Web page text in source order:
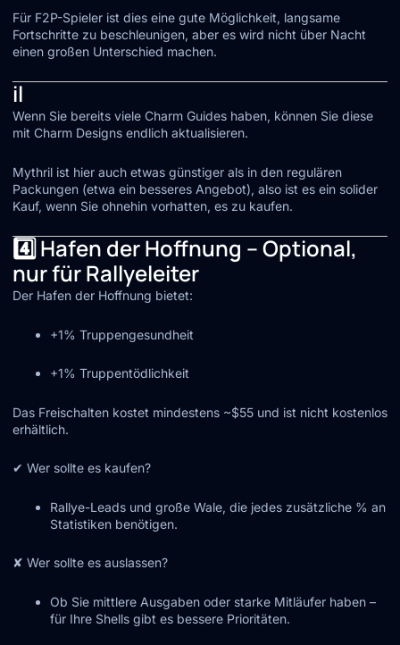
Für F2P-Spieler ist dies eine gute Möglichkeit, langsame
Fortschritte zu beschleunigen, aber es wird nicht über Nacht
einen großen Unterschied machen.
il
Wenn Sie bereits viele Charm Guides haben, können Sie diese
mit Charm Designs endlich aktualisieren.
Mythril ist hier auch etwas günstiger als in den regulären
Packungen (etwa ein besseres Angebot), also ist es ein solider
Kauf, wenn Sie ohnehin vorhatten, es zu kaufen.
4️⃣ Hafen der Hoffnung – Optional,
nur für Rallyeleiter
Der Hafen der Hoffnung bietet:
+1% Truppengesundheit
+1% Truppentödlichkeit
Das Freischalten kostet mindestens ~$55 und ist nicht kostenlos
erhältlich.
✔ Wer sollte es kaufen?
Rallye-Leads und große Wale, die jedes zusätzliche % an
Statistiken benötigen.
✘ Wer sollte es auslassen?
Ob Sie mittlere Ausgaben oder starke Mitläufer haben –
für Ihre Shells gibt es bessere Prioritäten.